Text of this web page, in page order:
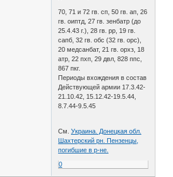
70, 71 и 72 гв. сп, 50 гв. ап, 26
гв. оиптд, 27 гв. зенбатр (до
25.4.43 г.), 28 гв. рр, 19 гв.
сапб, 32 гв. обс (32 гв. орс),
20 медсанбат, 21 гв. орхз, 18
атр, 22 пхп, 29 двл, 828 ппс,
867 пкг.
Периоды вхождения в состав
Действующей армии 17.3.42-
21.10.42, 15.12.42-19.5.44,
8.7.44-9.5.45
См.Украина. Донецкая обл.
Шахтерский рн. Пензенцы,
погибшие в р-не.
0